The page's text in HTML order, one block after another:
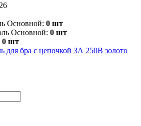
Основной: 0 шт
Основной: 0 шт
0 шт
для бра с цепочкой 3А 250В золото